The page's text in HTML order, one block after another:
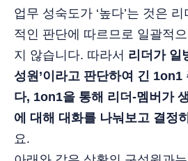
업무 성숙도가 ‘높다’는 것은
적인 판단에 따르므로 일괄적
지 않습니다. 따라서 리더가 일
성원’이라고 판단하여 긴
다, 1on1을 통해 리더-멤버가
에 대해 대화를 나눠보고 결정
요.